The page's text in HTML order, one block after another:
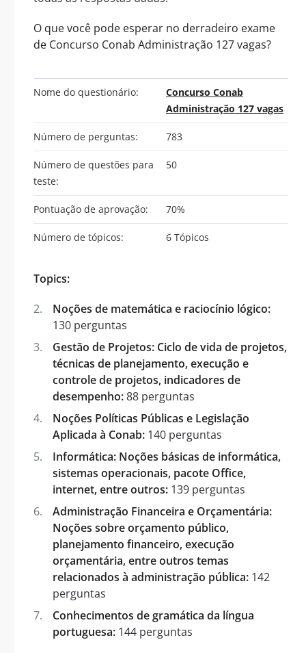
O que você pode esperar no derradeiro exame
de Concurso Conab Administração 127 vagas?
Nome do questionário:
Concurso Conab
Administração 127 vagas
Número de perguntas: 783
Número de questões para
teste:
50
Pontuação de aprovação: 70%
Número de tópicos: 6 Tópicos
Topics:
Noções de matemática e raciocínio lógico:
130 perguntas
Gestão de Projetos: Ciclo de vida de projetos,
técnicas de planejamento, execução e
controle de projetos, indicadores de
desempenho:88 perguntas
Noções Políticas Públicas e Legislação
Aplicada à Conab: 140 perguntas
Informática: Noções básicas de informática,
sistemas operacionais, pacote Office,
internet, entre outros: 139 perguntas
Administração Financeira e Orçamentária:
Noções sobre orçamento público,
planejamento financeiro, execução
orçamentária, entre outros temas
relacionados à administração pública: 142
perguntas
Conhecimentos de gramática da língua
portuguesa: 144 perguntas